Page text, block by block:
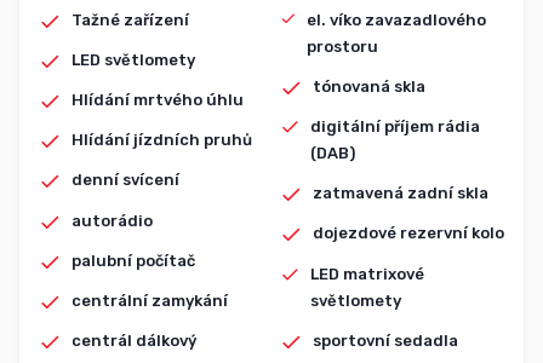
Tažné zařízení
LED světlomety
Hlídání mrtvého úhlu
Hlídání jízdních pruhů
denní svícení
autorádio
palubní počítač
centrální zamykání
centrál dálkový
el. víko zavazadlového
prostoru
tónovaná skla
digitální příjem rádia
(DAB)
zatmavená zadní skla
dojezdové rezervní kolo
LED matrixové
světlomety
sportovní sedadla